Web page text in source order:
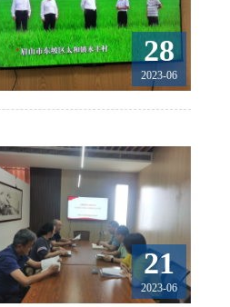
28
2023-06
21
2023-06